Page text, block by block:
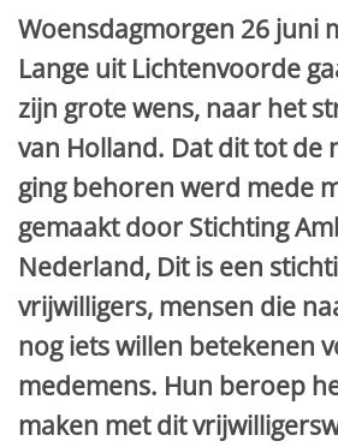
Woensdagmorgen 26 juni
Lange uit Lichtenvoorde
zijn grote wens, naar het
van Holland. Dat dit tot de
ging behoren werd mede
gemaakt door Stichting
Nederland, Dit is een
vrijwilligers, mensen die
nog iets willen betekenen
medemens. Hun beroep
maken met dit